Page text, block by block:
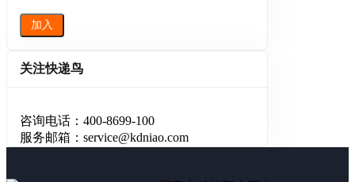
加入
关注快递鸟
咨询电话：400-8699-100
服务邮箱：service@kdniao.com